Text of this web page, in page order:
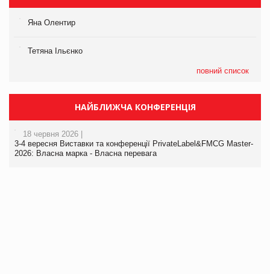
Яна Олентир
Тетяна Ільєнко
повний список
НАЙБЛИЖЧА КОНФЕРЕНЦІЯ
18 червня 2026 |
3-4 вересня Виставки та конференції PrivateLabel&FMCG Master-
2026: Власна марка - Власна перевага